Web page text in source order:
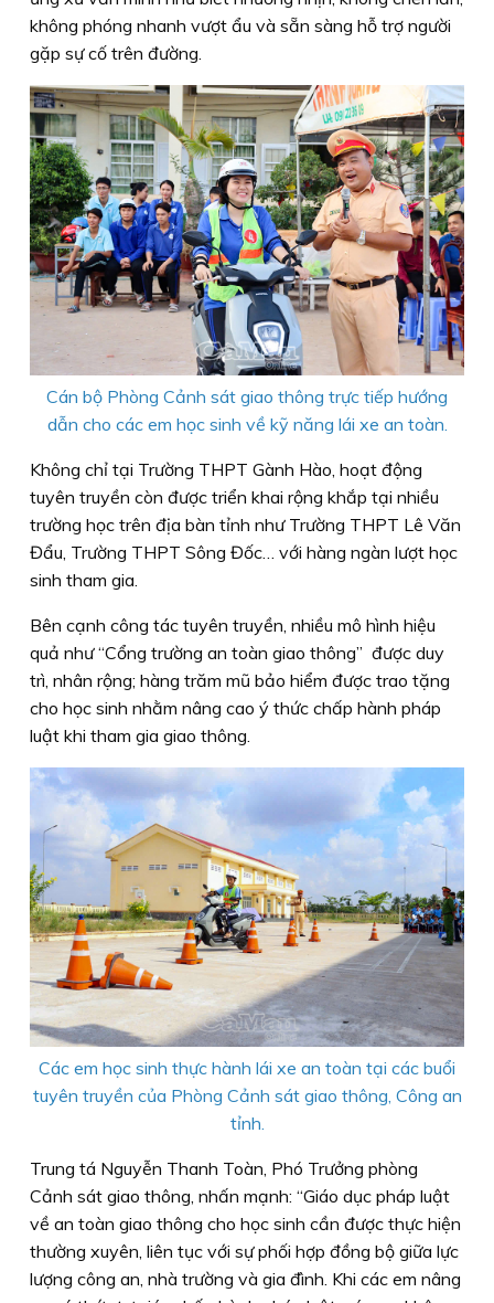
không phóng nhanh vượt ẩu và sẵn sàng hỗ trợ người
gặp sự cố trên đường.
Cán bộ Phòng Cảnh sát giao thông trực tiếp hướng
dẫn cho các em học sinh về kỹ năng lái xe an toàn.
Không chỉ tại Trường THPT Gành Hào, hoạt động
tuyên truyền còn được triển khai rộng khắp tại nhiều
trường học trên địa bàn tỉnh như Trường THPT Lê Văn
Đẩu, Trường THPT Sông Đốc… với hàng ngàn lượt học
sinh tham gia.
Bên cạnh công tác tuyên truyền, nhiều mô hình hiệu
quả như “Cổng trường an toàn giao thông” được duy
trì, nhân rộng; hàng trăm mũ bảo hiểm được trao tặng
cho học sinh nhằm nâng cao ý thức chấp hành pháp
luật khi tham gia giao thông.
Các em học sinh thực hành lái xe an toàn tại các buổi
tuyên truyền của Phòng Cảnh sát giao thông, Công an
tỉnh.
Trung tá Nguyễn Thanh Toàn, Phó Trưởng phòng
Cảnh sát giao thông, nhấn mạnh: “Giáo dục pháp luật
về an toàn giao thông cho học sinh cần được thực hiện
thường xuyên, liên tục với sự phối hợp đồng bộ giữa lực
lượng công an, nhà trường và gia đình. Khi các em nâng